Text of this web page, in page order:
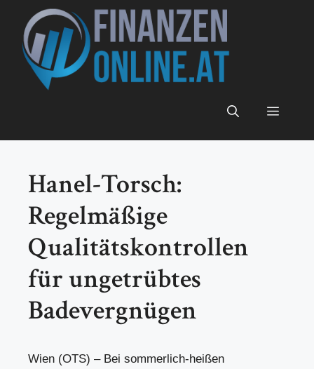
Inhalt
springen
Menü
Hanel-Torsch:
Regelmäßige
Qualitätskontrollen
für ungetrübtes
Badevergnügen
Wien (OTS) – Bei sommerlich-heißen